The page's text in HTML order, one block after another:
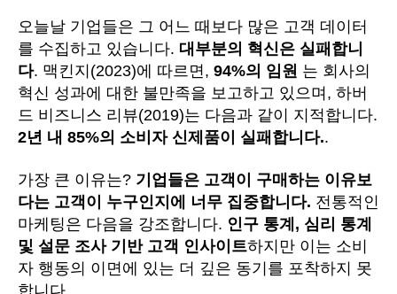
오늘날 기업들은 그 어느 때보다 많은 고객 데이터
를 수집하고 있습니다. 대부분의 혁신은 실패합니
다. 맥킨지(2023)에 따르면, 94%의 임원 는 회사의
혁신 성과에 대한 불만족을 보고하고 있으며, 하버
드 비즈니스 리뷰(2019)는 다음과 같이 지적합니다.
2년 내 85%의 소비자 신제품이 실패합니다..
가장 큰 이유는? 기업들은 고객이 구매하는 이유보
다는 고객이 누구인지에 너무 집중합니다. 전통적인
마케팅은 다음을 강조합니다. 인구 통계, 심리 통계
및 설문 조사 기반 고객 인사이트하지만 이는 소비
자 행동의 이면에 있는 더 깊은 동기를 포착하지 못
합니다.